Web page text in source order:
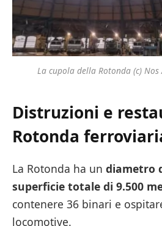
La cupola della Rotonda (c)
Distruzioni e
Rotonda
La Rotonda ha un diametro
superficie totale di 9.500
contenere 36 binari e
locomotive.